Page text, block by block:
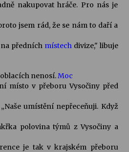
nakupovat hráče. Pro nás je
jsem rád, že se nám to daří a
předních místechdivize," libuje
nenosí.Moc
místo v přeboru Vysočiny před
umístění nepřeceňuji. Když
polovina týmů z Vysočiny a
je tak v krajském přeboru